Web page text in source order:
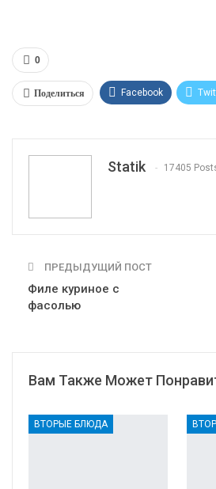
0
Поделиться Facebook
Statik 17405
ПРЕДЫДУЩИЙ ПОСТ
Филе куриное с
фасолью
Вам Также Может
ВТОРЫЕ БЛЮДА